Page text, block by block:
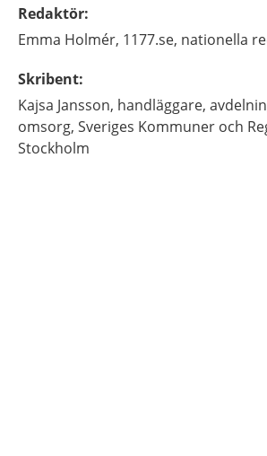
Redaktör:
Emma Holmér, 1177.se, nationella
Skribent:
Kajsa Jansson, handläggare,
omsorg, Sveriges Kommuner och
Stockholm